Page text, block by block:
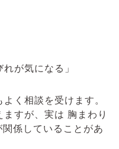
が気になる」
く相談を受けます。
すが、実は 胸まわり
係していることがあ